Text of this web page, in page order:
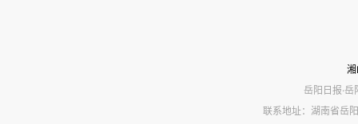
岳阳日报·岳
联系地址：湖南省岳